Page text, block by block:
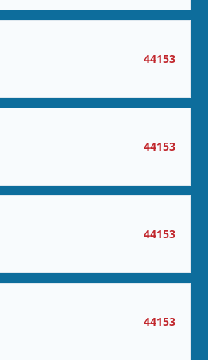
44153
44153
44153
44153